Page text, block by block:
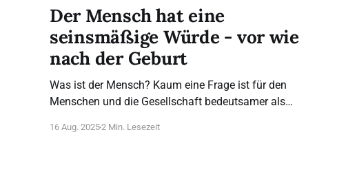
Der Mensch hat eine
seinsmäßige Würde - vor wie
nach der Geburt
Was ist der Mensch? Kaum eine Frage ist für den
Menschen und die Gesellschaft bedeutsamer als
haben sie gestellt. Von der Antwort auf diese Frage
16 Aug. 20252 Min. Lesezeit